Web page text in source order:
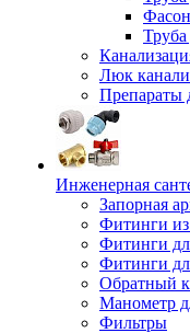
Люк
Препараты
Инженерная
Запорная
Фитинги из
Фитинги
Фитинги
Обратный
Манометр
Фильтры